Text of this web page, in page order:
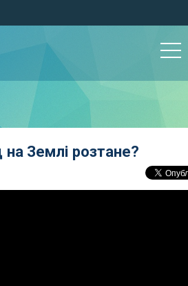
Землі розтане?